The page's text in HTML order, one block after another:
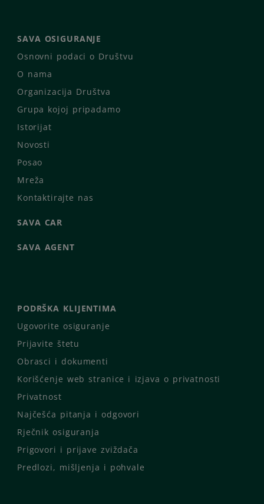
SAVA OSIGURANJE
Osnovni podaci o Društvu
O nama
Organizacija Društva
Grupa kojoj pripadamo
Istorijat
Novosti
Posao
Mreža
Kontaktirajte nas
SAVA CAR
SAVA AGENT
PODRŠKA KLIJENTIMA
Ugovorite osiguranje
Prijavite štetu
Obrasci i dokumenti
Korišćenje web stranice i izjava o privatnosti
Privatnost
Najčešća pitanja i odgovori
Rječnik osiguranja
Prigovori i prijave zviždača
Predlozi, mišljenja i pohvale